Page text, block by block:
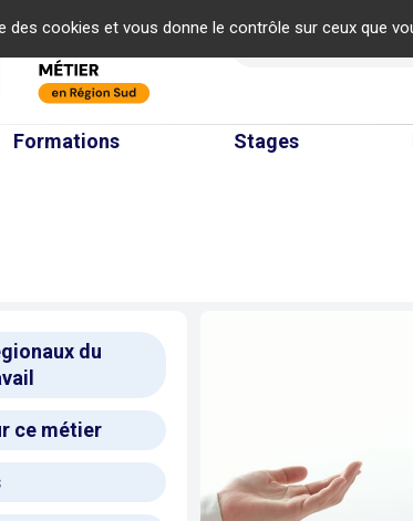
des cookies et vous donne le contrôle sur ceux que
Formations Stages
du
ce métier